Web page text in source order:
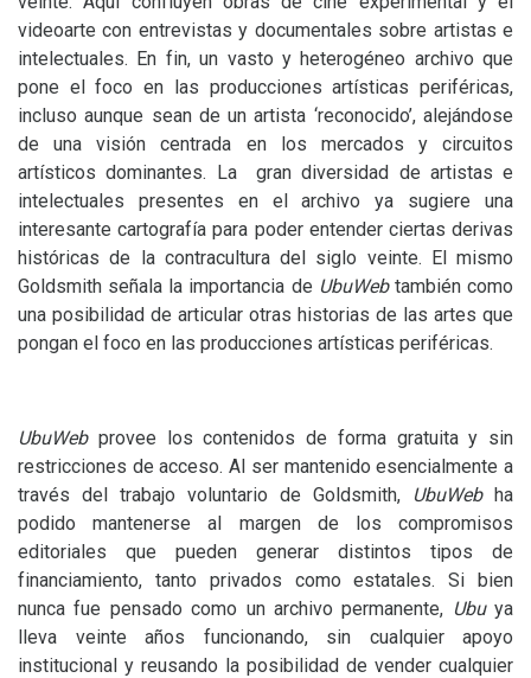
videoarte con entrevistas y documentales sobre artistas e
intelectuales. En fin, un vasto y heterogéneo archivo que
pone el foco en las producciones artísticas periféricas,
incluso aunque sean de un artista ‘reconocido’, alejándose
de una visión centrada en los mercados y circuitos
artísticos dominantes. La gran diversidad de artistas e
intelectuales presentes en el archivo ya sugiere una
interesante cartografía para poder entender ciertas derivas
históricas de la contracultura del siglo veinte. El mismo
Goldsmith señala la importancia de UbuWebtambién como
una posibilidad de articular otras historias de las artes que
pongan el foco en las producciones artísticas periféricas.
UbuWebprovee los contenidos de forma gratuita y sin
restricciones de acceso. Al ser mantenido esencialmente a
través del trabajo voluntario de Goldsmith,
UbuWebha
podido mantenerse al margen de los compromisos
editoriales que pueden generar distintos tipos de
financiamiento, tanto privados como estatales. Si bien
nunca fue pensado como un archivo permanente, Ubuya
lleva veinte años funcionando, sin cualquier apoyo
institucional y reusando la posibilidad de vender cualquier